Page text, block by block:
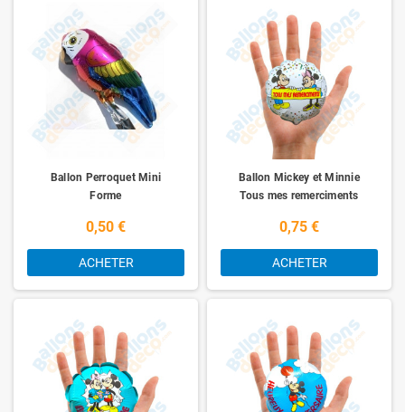
Ballon Perroquet Mini
Forme
0,50 €
ACHETER
Ballon Mickey et Minnie
Tous mes remerciments
0,75 €
ACHETER